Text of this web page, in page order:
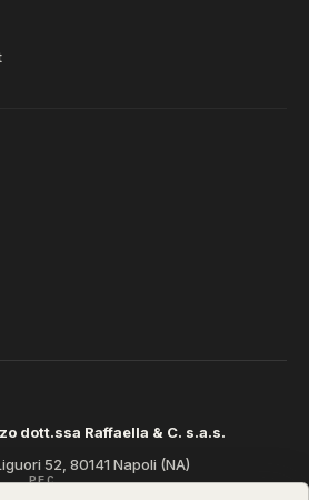
dott.ssa Raffaella & C. s.a.s.
52, 80141 Napoli (NA)
PEC